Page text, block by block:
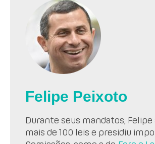
Felipe Peixoto
Durante seus mandatos, Felipe
mais de 100 leis e presidiu